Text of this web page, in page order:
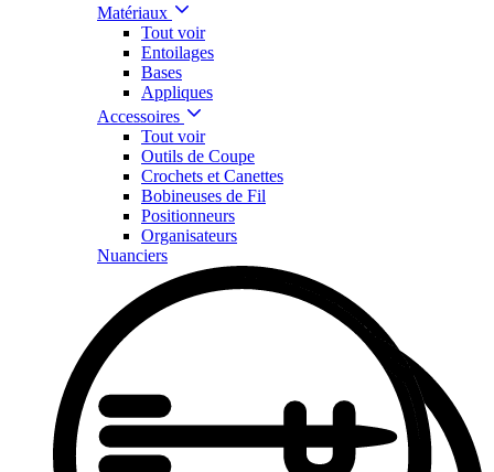
Matériaux
Tout voir
Entoilages
Bases
Appliques
Accessoires
Tout voir
Outils de Coupe
Crochets et Canettes
Bobineuses de Fil
Positionneurs
Organisateurs
Nuanciers